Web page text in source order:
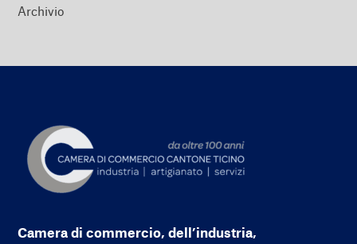
Archivio
Camera di commercio, dell’industria,